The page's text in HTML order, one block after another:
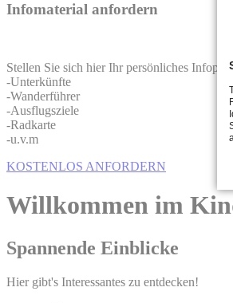
Infomaterial anfordern
Stellen Sie sich hier Ihr persönliches
-Unterkünfte
-Wanderführer
-Ausflugsziele
-Radkarte
-u.v.m
KOSTENLOS ANFORDERN
Willkommen im
Spannende Einblicke
Hier gibt's Interessantes zu entdecken!